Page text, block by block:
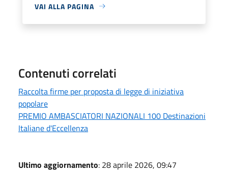
VAI ALLA PAGINA
Contenuti correlati
Raccolta firme per proposta di legge di iniziativa
popolare
PREMIO AMBASCIATORI NAZIONALI 100 Destinazioni
Italiane d'Eccellenza
Ultimo aggiornamento: 28 aprile 2026, 09:47